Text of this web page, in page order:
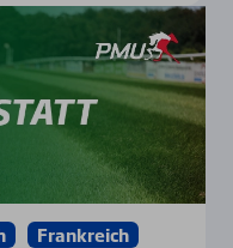
Frankreich